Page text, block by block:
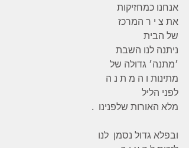
אנחנו כמחזיקות
את צ י ר המרכז
של הבית
ניתנה לנו השבת
׳מתנה׳ גדולה של
מתינות ו ה מ ת נ ה
לפני הליל
מלא האורות שלפנינו  .
ובפלא גדול נסמן  לנו